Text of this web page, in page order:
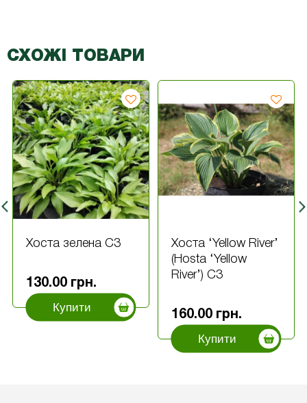
СХОЖІ ТОВАРИ
Хоста зелена С3
130.00 грн.
Купити
Хоста ‘Yellow River’
(Hosta ‘Yellow
River’) С3
160.00 грн.
Купити